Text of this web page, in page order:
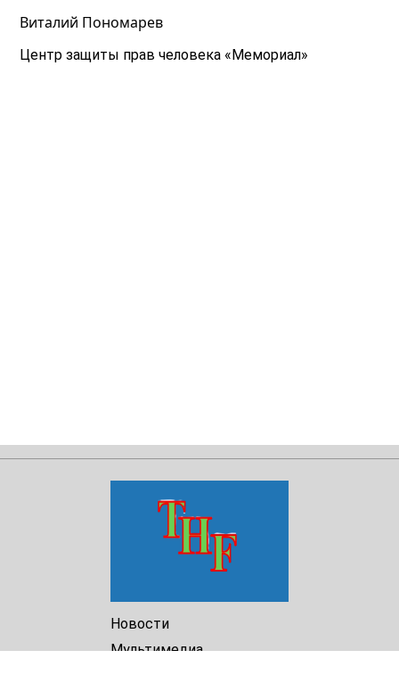
Виталий Пономарев
Центр защиты прав человека «Мемориал»
Новости
Мультимедиа